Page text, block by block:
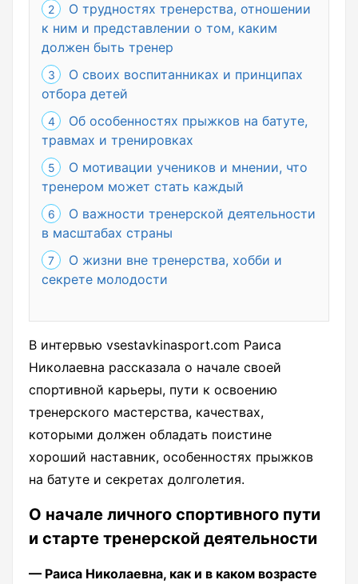
О трудностях тренерства, отношении
к ним и представлении о том, каким
должен быть тренер
О своих воспитанниках и принципах
отбора детей
Об особенностях прыжков на батуте,
травмах и тренировках
О мотивации учеников и мнении, что
тренером может стать каждый
О важности тренерской деятельности
в масштабах страны
О жизни вне тренерства, хобби и
секрете молодости
В интервью vsestavkinasport.com Раиса
Николаевна рассказала о начале своей
спортивной карьеры, пути к освоению
тренерского мастерства, качествах,
которыми должен обладать поистине
хороший наставник, особенностях прыжков
на батуте и секретах долголетия.
О начале личного спортивного пути
и старте тренерской деятельности
— Раиса Николаевна, как и в каком возрасте